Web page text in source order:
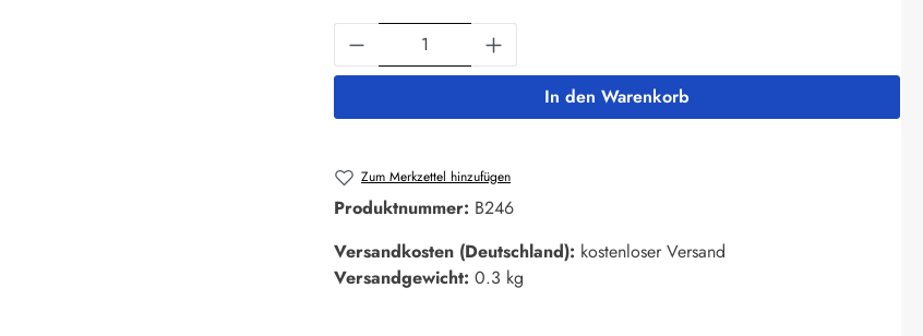
Produkt Anzahl: Gib den gewünschten Wert ein
In den Warenkorb
Zum Merkzettel hinzufügen
Produktnummer: B246
Versandkosten (Deutschland): kostenloser Versand
Versandgewicht: 0.3 kg